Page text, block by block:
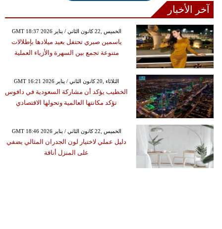
آخر الأخبار
GMT 18:37 2026 الخميس ,22 كانون الثاني / يناير
ياسمين صبري تحتفل بعيد ميلادها بإطلالات
متنوعة تجمع بين السهرة والأزياء العملية
GMT 16:21 2026 الثلاثاء ,20 كانون الثاني / يناير
الخطيب يؤكد أن مشاركة السعودية في دافوس
تؤكد مكانتها العالمية وتحولها الاقتصادي
GMT 18:46 2026 الخميس ,22 كانون الثاني / يناير
دليل عملي لاختيار لون الجدران المثالي يضفي
على المنزل أناقة